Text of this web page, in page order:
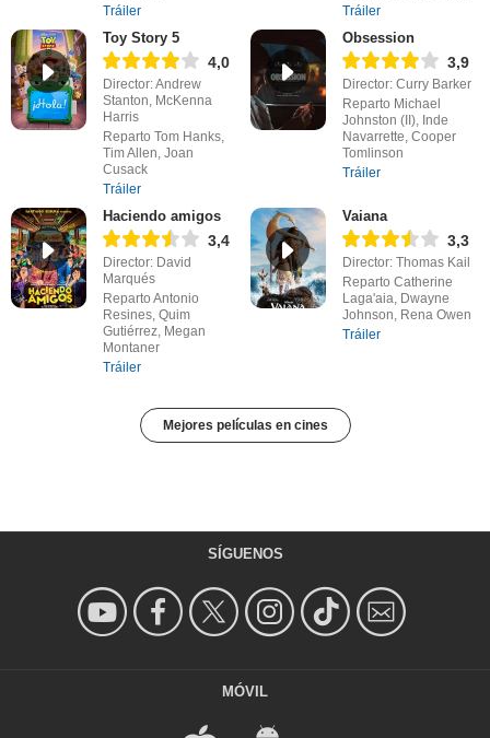
Tráiler
Tráiler
Toy Story 5
4,0
Director: Andrew
Stanton, McKenna
Harris
Reparto Tom Hanks,
Tim Allen, Joan
Cusack
Tráiler
Obsession
3,9
Director: Curry Barker
Reparto Michael
Johnston (II), Inde
Navarrette, Cooper
Tomlinson
Tráiler
Haciendo amigos
3,4
Director: David
Marqués
Reparto Antonio
Resines, Quim
Gutiérrez, Megan
Montaner
Tráiler
Vaiana
3,3
Director: Thomas Kail
Reparto Catherine
Laga'aia, Dwayne
Johnson, Rena Owen
Tráiler
Mejores películas en cines
SÍGUENOS
MÓVIL